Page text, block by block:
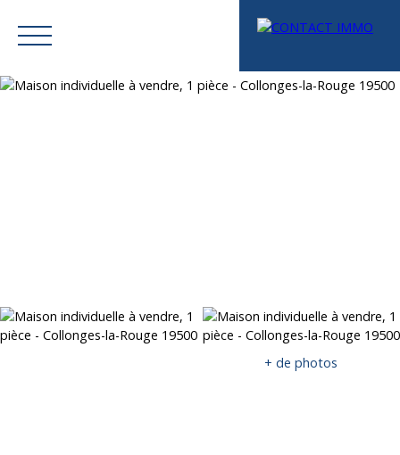
Mes favoris Espace vendeur Estimation
+ de photos